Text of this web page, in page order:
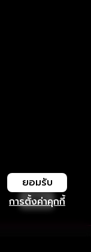
การตั้งค่าคุกกี้
ยอมรับ
เปิด